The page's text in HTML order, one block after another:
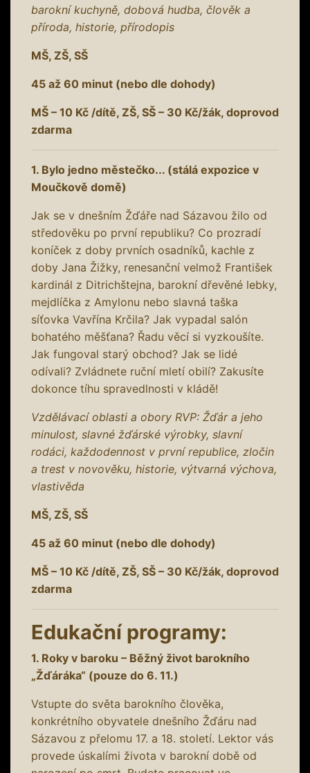
barokní kuchyně, dobová hudba, člověk a
příroda, historie, přírodopis
MŠ, ZŠ, SŠ
45 až 60 minut (nebo dle dohody)
MŠ – 10 Kč /dítě, ZŠ, SŠ – 30 Kč/žák, doprovod
zdarma
1. Bylo jedno městečko... (stálá expozice v
Moučkově domě)
Jak se v dnešním Žďáře nad Sázavou žilo od
středověku po první republiku? Co prozradí
koníček z doby prvních osadníků, kachle z
doby Jana Žižky, renesanční velmož František
kardinál z Ditrichštejna, barokní dřevěné lebky,
mejdlíčka z Amylonu nebo slavná taška
síťovka Vavřína Krčila? Jak vypadal salón
bohatého měšťana? Řadu věcí si vyzkoušíte.
Jak fungoval starý obchod? Jak se lidé
odívali? Zvládnete ruční mletí obilí? Zakusíte
dokonce tíhu spravedlnosti v kládě!
Vzdělávací oblasti a obory RVP: Žďár a jeho
minulost, slavné žďárské výrobky, slavní
rodáci, každodennost v první republice, zločin
a trest v novověku, historie, výtvarná výchova,
vlastivěda
MŠ, ZŠ, SŠ
45 až 60 minut (nebo dle dohody)
MŠ – 10 Kč /dítě, ZŠ, SŠ – 30 Kč/žák, doprovod
zdarma
Edukační programy:
1. Roky v baroku – Běžný život barokního
„Žďáráka“ (pouze do 6. 11.)
Vstupte do světa barokního člověka,
konkrétního obyvatele dnešního Žďáru nad
Sázavou z přelomu 17. a 18. století. Lektor vás
provede úskalími života v barokní době od